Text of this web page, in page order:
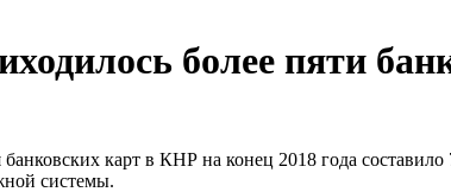
более пяти
карт в КНР на конец 2018 года
системы.